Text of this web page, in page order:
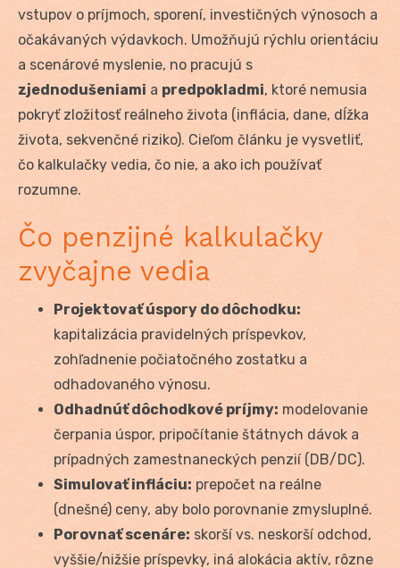
vstupov o príjmoch, sporení, investičných výnosoch a
očakávaných výdavkoch. Umožňujú rýchlu orientáciu
a scenárové myslenie, no pracujú s
zjednodušeniami a predpokladmi, ktoré nemusia
pokryť zložitosť reálneho života (inflácia, dane, dĺžka
života, sekvenčné riziko). Cieľom článku je vysvetliť,
čo kalkulačky vedia, čo nie, a ako ich používať
rozumne.
Čo penzijné kalkulačky
zvyčajne vedia
Projektovať úspory do dôchodku:
kapitalizácia pravidelných príspevkov,
zohľadnenie počiatočného zostatku a
odhadovaného výnosu.
Odhadnúť dôchodkové príjmy: modelovanie
čerpania úspor, pripočítanie štátnych dávok a
prípadných zamestnaneckých penzií (DB/DC).
Simulovať infláciu: prepočet na reálne
(dnešné) ceny, aby bolo porovnanie zmysluplné.
Porovnať scenáre: skorší vs. neskorší odchod,
vyššie/nižšie príspevky, iná alokácia aktív, rôzne